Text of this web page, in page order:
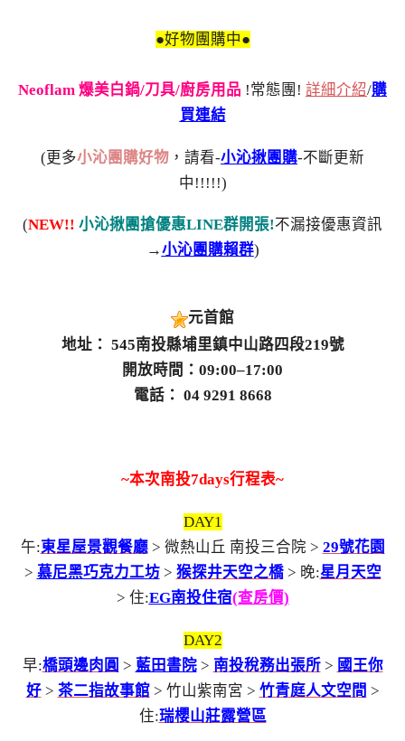
●好物團購中●
Neoflam 爆美白鍋/刀具/廚房用品 !常態團! 詳細介紹/購
買連結
(更多小沁團購好物 ，請看-小沁揪團購-不斷更新
中!!!!!)
(NEW!! 小沁揪團搶優惠LINE群開張!不漏接優惠資訊
→小沁團購賴群)
元首館
地址： 545南投縣埔里鎮中山路四段219號
開放時間：09:00–17:00
電話： 04 9291 8668
~本次南投7days行程表~
DAY1
午:東星屋景觀餐廳> 微熱山丘 南投三合院 > 29號花園
> 慕尼黑巧克力工坊> 猴探井天空之橋> 晚:星月天空
> 住:EG南投住宿(查房價)
DAY2
早:橋頭邊肉圓 > 藍田書院> 南投稅務出張所> 國王你
好> 茶二指故事館> 竹山紫南宮 > 竹青庭人文空間 >
住:瑞櫻山莊露營區